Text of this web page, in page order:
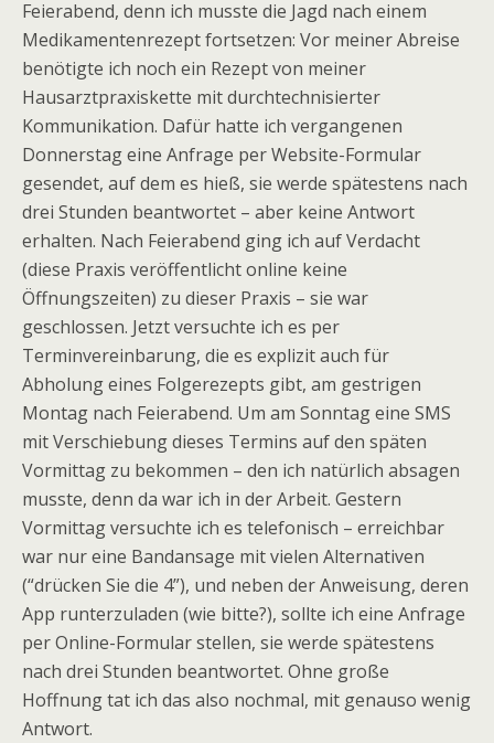
Feierabend, denn ich musste die Jagd nach einem
Medikamentenrezept fortsetzen: Vor meiner Abreise
benötigte ich noch ein Rezept von meiner
Hausarztpraxiskette mit durchtechnisierter
Kommunikation. Dafür hatte ich vergangenen
Donnerstag eine Anfrage per Website-Formular
gesendet, auf dem es hieß, sie werde spätestens nach
drei Stunden beantwortet – aber keine Antwort
erhalten. Nach Feierabend ging ich auf Verdacht
(diese Praxis veröffentlicht online keine
Öffnungszeiten) zu dieser Praxis – sie war
geschlossen. Jetzt versuchte ich es per
Terminvereinbarung, die es explizit auch für
Abholung eines Folgerezepts gibt, am gestrigen
Montag nach Feierabend. Um am Sonntag eine SMS
mit Verschiebung dieses Termins auf den späten
Vormittag zu bekommen – den ich natürlich absagen
musste, denn da war ich in der Arbeit. Gestern
Vormittag versuchte ich es telefonisch – erreichbar
war nur eine Bandansage mit vielen Alternativen
(“drücken Sie die 4”), und neben der Anweisung, deren
App runterzuladen (wie bitte?), sollte ich eine Anfrage
per Online-Formular stellen, sie werde spätestens
nach drei Stunden beantwortet. Ohne große
Hoffnung tat ich das also nochmal, mit genauso wenig
Antwort.